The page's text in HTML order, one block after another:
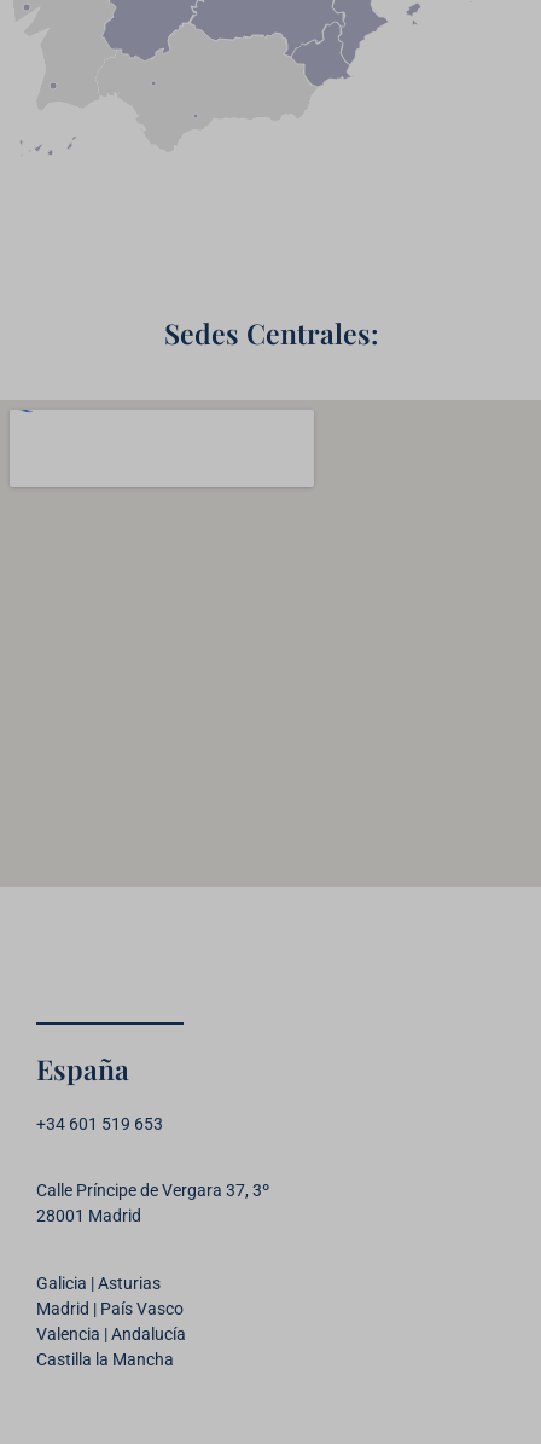
Sedes Centrales:
España
+34 601 519 653
Calle Príncipe de Vergara 37, 3º
28001 Madrid
Galicia | Asturias
Madrid | País Vasco
Valencia | Andalucía
Castilla la Mancha